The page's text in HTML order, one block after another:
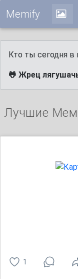
Memify
Кто ты сегодня
🐸 Жрец
Лучшие
1